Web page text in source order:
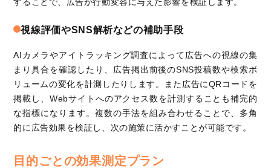
視線評価やSNS解析などの補助手段
AIカメラやアイトラッキング調査によって広告への視線の集
まり具合を確認したり、広告掲出前後のSNS投稿数や検索ボ
リュームの変化を計測したりします。また広告にQRコードを
掲載し、Webサイトへのアクセス数を計測することも補完的
な指標になります。複数の手法を組み合わせることで、多角
的に広告効果を検証し、次の施策に活かすことが可能です。
目的ごとの効果測定プラン